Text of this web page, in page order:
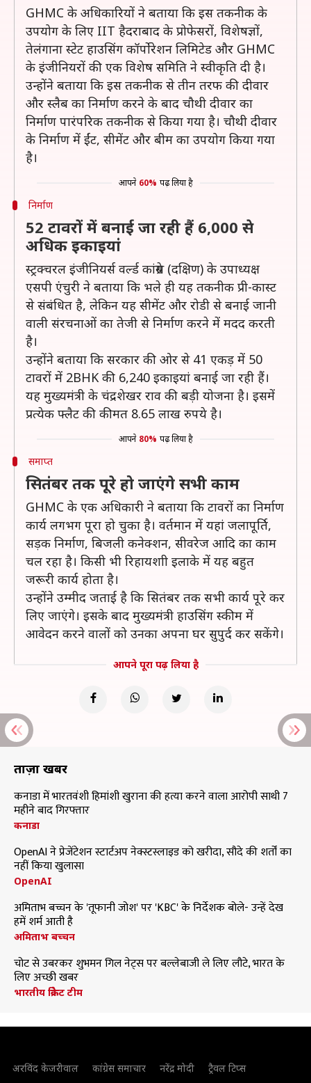
GHMC के अधिकारियों ने बताया कि इस तकनीक के
उपयोग के लिए IIT हैदराबाद के प्रोफेसरों, विशेषज्ञों,
तेलंगाना स्टेट हाउसिंग कॉर्पोरेशन लिमिटेड और GHMC
के इंजीनियरों की एक विशेष समिति ने स्वीकृति दी है।
उन्होंने बताया कि इस तकनीक से तीन तरफ की दीवार
और स्लैब का निर्माण करने के बाद चौथी दीवार का
निर्माण पारंपरिक तकनीक से किया गया है। चौथी दीवार
के निर्माण में ईंट, सीमेंट और बीम का उपयोग किया गया
है।
आपने 60% पढ़ लिया है
निर्माण
52 टावरों में बनाई जा रही हैं 6,000 से
अधिक इकाइयां
स्ट्रक्चरल इंजीनियर्स वर्ल्ड कांग्रेस (दक्षिण) के उपाध्यक्ष
एसपी एंचुरी ने बताया कि भले ही यह तकनीक प्री-कास्ट
से संबंधित है, लेकिन यह सीमेंट और रोडी से बनाई जानी
वाली संरचनाओं का तेजी से निर्माण करने में मदद करती
है।
उन्होंने बताया कि सरकार की ओर से 41 एकड़ में 50
टावरों में 2BHK की 6,240 इकाइयां बनाई जा रही हैं।
यह मुख्यमंत्री के चंद्रशेखर राव की बड़ी योजना है। इसमें
प्रत्येक फ्लैट की कीमत 8.65 लाख रुपये है।
आपने 80% पढ़ लिया है
समाप्त
सितंबर तक पूरे हो जाएंगे सभी काम
GHMC के एक अधिकारी ने बताया कि टावरों का निर्माण
कार्य लगभग पूरा हो चुका है। वर्तमान में यहां जलापूर्ति,
सड़क निर्माण, बिजली कनेक्शन, सीवरेज आदि का काम
चल रहा है। किसी भी रिहायशाी इलाके में यह बहुत
जरूरी कार्य होता है।
उन्होंने उम्मीद जताई है कि सितंबर तक सभी कार्य पूरे कर
लिए जाएंगे। इसके बाद मुख्यमंत्री हाउसिंग स्कीम में
आवेदन करने वालों को उनका अपना घर सुपुर्द कर सकेंगे।
आपने पूरा पढ़ लिया है
ताज़ा खबरें
कनाडा में भारतवंशी हिमांशी खुराना की हत्या करने वाला आरोपी साथी 7
महीने बाद गिरफ्तार
कनाडा
OpenAI ने प्रेजेंटेशन स्टार्टअप नेक्स्टस्लाइड को खरीदा, सौदे की शर्तों का
नहीं किया खुलासा
OpenAI
अमिताभ बच्चन के 'तूफानी जोश' पर 'KBC' के निर्देशक बोले- उन्हें देख
हमें शर्म आती है
अमिताभ बच्चन
चोट से उबरकर शुभमन गिल नेट्स पर बल्लेबाजी ले लिए लौटे, भारत के
लिए अच्छी खबर
भारतीय क्रिकेट टीम
अरविंद केजरीवाल कांग्रेस समाचार नरेंद्र मोदी ट्रैवल टिप्स